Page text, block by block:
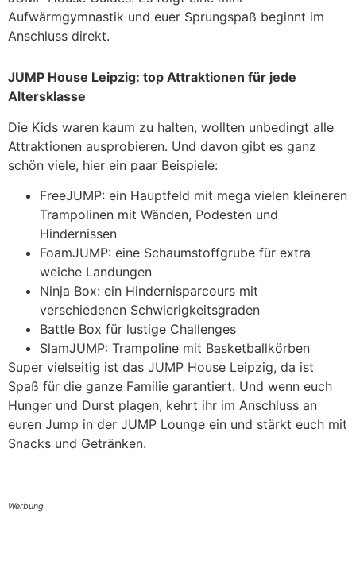
Aufwärmgymnastik und euer Sprungspaß beginnt im
Anschluss direkt.
JUMP House Leipzig: top Attraktionen für jede
Altersklasse
Die Kids waren kaum zu halten, wollten unbedingt alle
Attraktionen ausprobieren. Und davon gibt es ganz
schön viele, hier ein paar Beispiele:
FreeJUMP: ein Hauptfeld mit mega vielen kleineren
Trampolinen mit Wänden, Podesten und
Hindernissen
FoamJUMP: eine Schaumstoffgrube für extra
weiche Landungen
Ninja Box: ein Hindernisparcours mit
verschiedenen Schwierigkeitsgraden
Battle Box für lustige Challenges
SlamJUMP: Trampoline mit Basketballkörben
Super vielseitig ist das JUMP House Leipzig, da ist
Spaß für die ganze Familie garantiert. Und wenn euch
Hunger und Durst plagen, kehrt ihr im Anschluss an
euren Jump in der JUMP Lounge ein und stärkt euch mit
Snacks und Getränken.
Werbung